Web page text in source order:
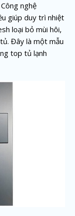
nghệ
giúp duy trì nhiệt
loại bỏ mùi hôi,
Đây là một mẫu
top tủ lạnh